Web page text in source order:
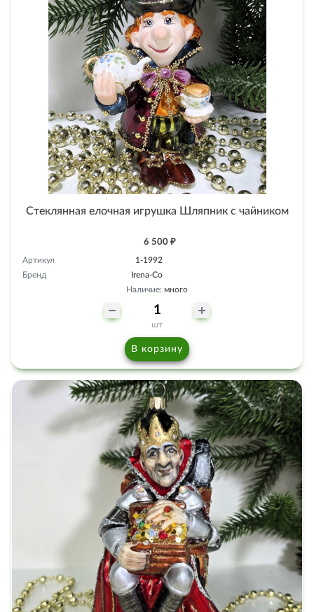
Стеклянная елочная игрушка Шляпник с чайником
6 500 ₽
Артикул
1-1992
Бренд
Irena-Co
Наличие: много
шт
В корзину